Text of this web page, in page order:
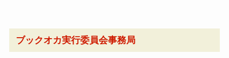
ブックオカ実行委員会事務局